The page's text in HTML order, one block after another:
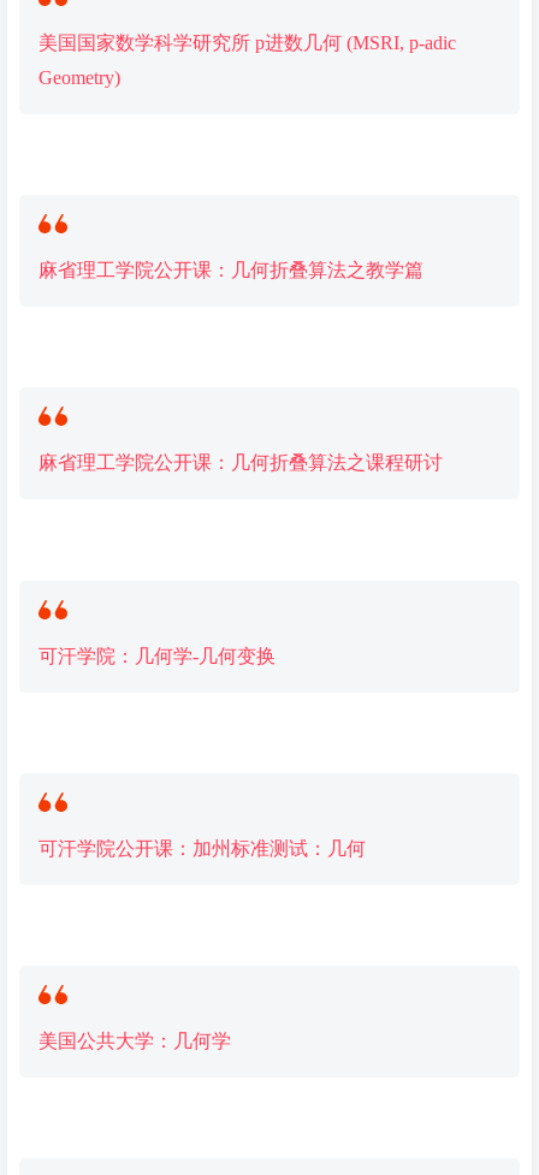
美国国家数学科学研究所 p进数几何 (MSRI, p-adic
Geometry)
麻省理工学院公开课：几何折叠算法之教学篇
麻省理工学院公开课：几何折叠算法之课程研讨
可汗学院： 几何学-几何变换
可汗学院公开课：加州标准测试： 几何
美国公共大学： 几何学